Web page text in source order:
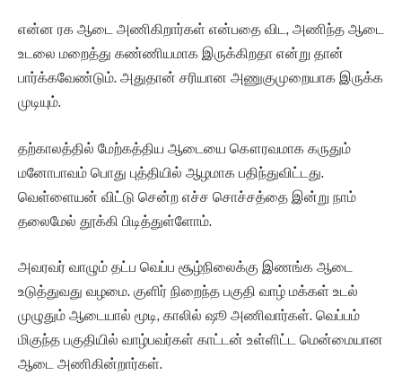
என்ன ரக ஆடை அணிகிறார்கள் என்பதை விட, அணிந்த ஆடை
உடலை மறைத்து கண்ணியமாக இருக்கிறதா என்று தான்
பார்க்கவேண்டும். அதுதான் சரியான அணுகுமுறையாக இருக்க
முடியும்.
தற்காலத்தில் மேற்கத்திய ஆடையை கௌரவமாக கருதும்
மனோபாவம் பொது புத்தியில் ஆழமாக பதிந்துவிட்டது.
வெள்ளையன் விட்டு சென்ற எச்ச சொச்சத்தை இன்று நாம்
தலைமேல் தூக்கி பிடித்துள்ளோம்.
அவரவர் வாழும் தட்ப வெப்ப சூழ்நிலைக்கு இணங்க ஆடை
உடுத்துவது வழமை. குளிர் நிறைந்த பகுதி வாழ் மக்கள் உடல்
முழுதும் ஆடையால் மூடி, காலில் ஷூ அணிவார்கள். வெப்பம்
மிகுந்த பகுதியில் வாழ்பவர்கள் காட்டன் உள்ளிட்ட மென்மையான
ஆடை அணிகின்றார்கள்.